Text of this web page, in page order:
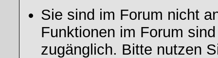
Sie sind im Forum nicht
Funktionen im Forum
zugänglich. Bitte nutzen